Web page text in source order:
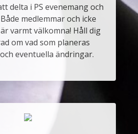
delta i PS evenemang och
medlemmar och icke
varmt välkomna! Håll dig
om vad som planeras
eventuella ändringar.